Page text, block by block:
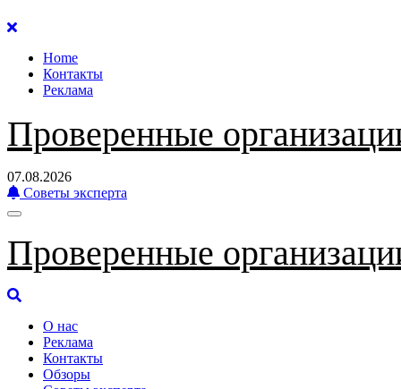
Перейти
содержанию
Home
Контакты
Реклама
Проверенные
07.08.2026
Советы эксперта
Проверенные
О нас
Реклама
Контакты
Обзоры